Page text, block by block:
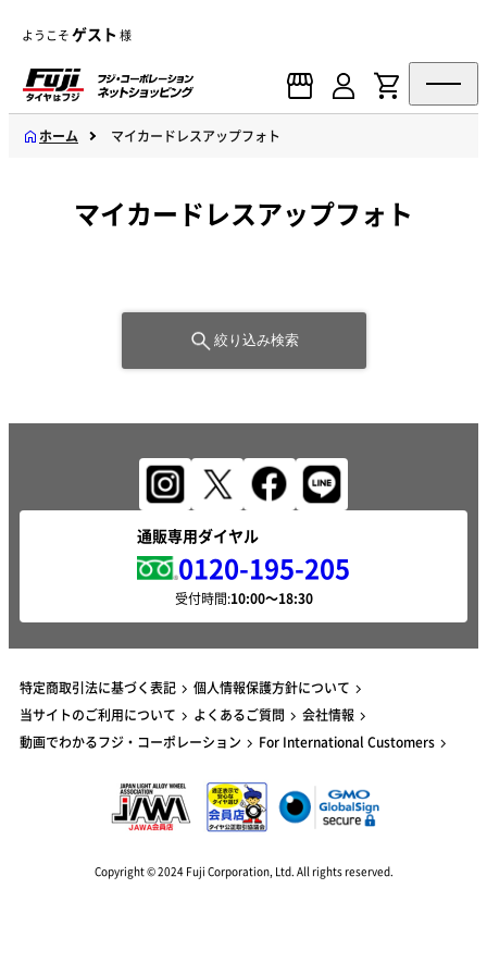
ようこそゲスト 様
ホーム マイカードレスアップフォト
マイカードレスアップフォト
絞り込み検索
通販専用ダイヤル
0120-195-205
受付時間:
特定商取引法に基づく表記
個人情報保護方針について
当サイトのご利用について
よくあるご質問
会社情報
動画でわかるフジ・コーポレーション
For International Customers
Copyright © 2024 Fuji Corporation, Ltd. All rights reserved.